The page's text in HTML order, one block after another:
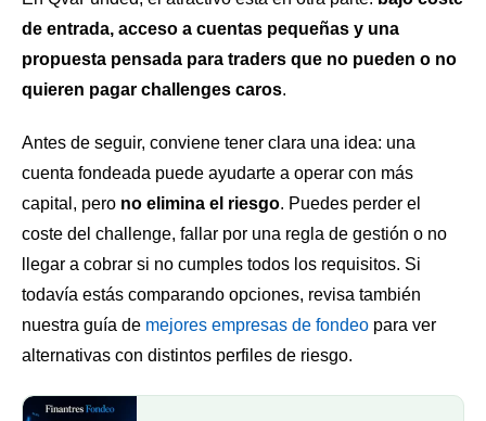
de entrada, acceso a cuentas pequeñas y una
propuesta pensada para traders que no pueden o no
quieren pagar challenges caros.
Antes de seguir, conviene tener clara una idea: una
cuenta fondeada puede ayudarte a operar con más
capital, pero no elimina el riesgo. Puedes perder el
coste del challenge, fallar por una regla de gestión o no
llegar a cobrar si no cumples todos los requisitos. Si
todavía estás comparando opciones, revisa también
nuestra guía de mejores empresas de fondeo para ver
alternativas con distintos perfiles de riesgo.